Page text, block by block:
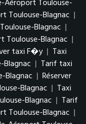
Aéroport Toulouse-
Toulouse-Blagnac |
Blagnac |
Toulouse-Blagnac |
taxi F�y | Taxi
| Tarif taxi
Blagnac | Réserver
Blagnac | Taxi
Blagnac | Tarif
Toulouse-Blagnac |